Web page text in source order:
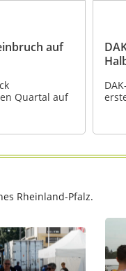
auf
Quartal auf
Rheinland-Pfalz.